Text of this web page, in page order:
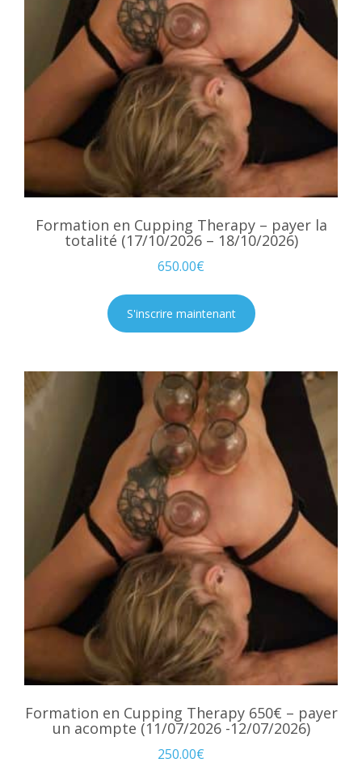
Formation en Cupping Therapy – payer la
totalité (17/10/2026 – 18/10/2026)
650.00€
S'inscrire maintenant
Formation en Cupping Therapy 650€ – payer
un acompte (11/07/2026 -12/07/2026)
250.00€